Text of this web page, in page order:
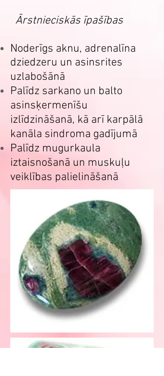
Ārstnieciskās īpašības
Noderīgs aknu, adrenalīna
dziedzeru un asinsrites
uzlabošānā
Palīdz sarkano un balto
asinsķermenīšu
izlīdzināšanā, kā arī karpālā
kanāla sindroma gadījumā
Palīdz mugurkaula
iztaisnošanā un muskuļu
veiklības palielināšanā